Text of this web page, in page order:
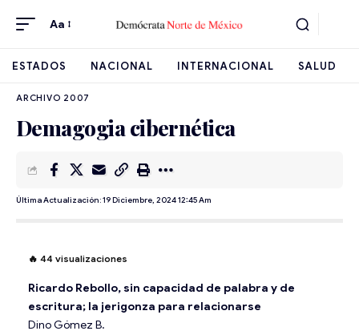
Aa
ESTADOS NACIONAL INTERNACIONAL SALUD
ARCHIVO 2007
Demagogia cibernética
Última Actualización: 19 Diciembre, 2024 12:45 Am
🔥 44 visualizaciones
Ricardo Rebollo, sin capacidad de palabra y de
escritura; la jerigonza para relacionarse
Dino Gómez B.